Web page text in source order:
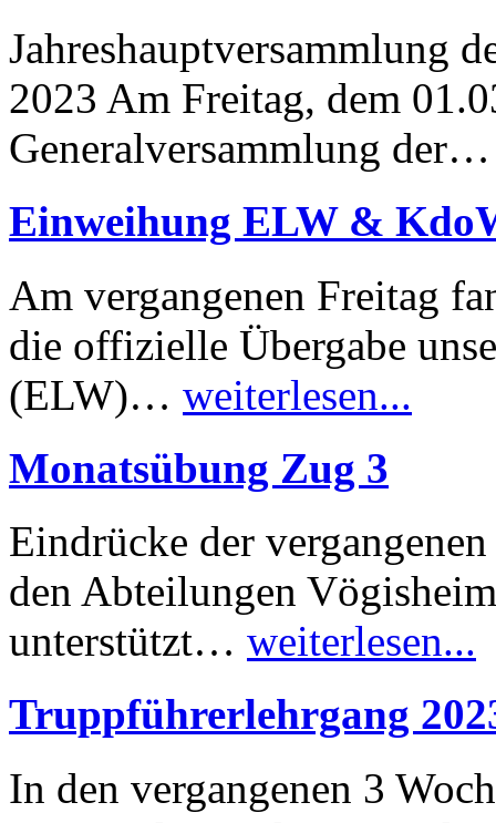
Jahreshauptversammlung
2023 Am Freitag, dem
Generalversammlung
Einweihung ELW &
Am vergangenen Freitag
die offizielle Übergabe
(ELW)… weiterlesen...
Monatsübung Zug 3
Eindrücke der
den Abteilungen
unterstützt… weiterlesen...
Truppführerlehrgang
In den vergangenen 3